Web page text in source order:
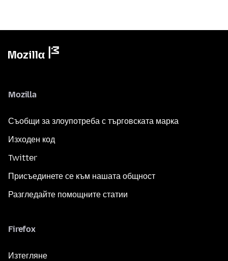
Mozilla
Съобщи за злоупотреба с търговската марка
Изходен код
Twitter
Присъединете се към нашата общност
Разгледайте помощните статии
Firefox
Изтегляне